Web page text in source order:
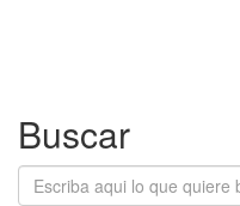
Buscar